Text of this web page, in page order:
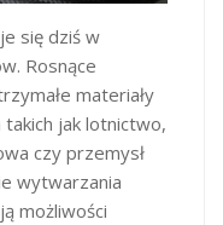
się dziś w
Rosnące
materiały
jak lotnictwo,
czy przemysł
wytwarzania
możliwości